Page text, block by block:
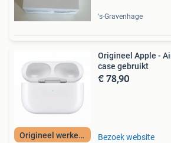
's-Gravenhage
Origineel werkend
Origineel Apple -
case gebruikt
€ 78,90
Bezoek website